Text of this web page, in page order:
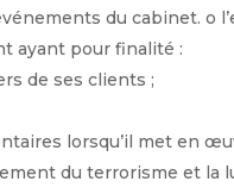
du cabinet. o
ayant pour finalité :
de ses clients ;
lorsqu’il met en
du terrorisme et la